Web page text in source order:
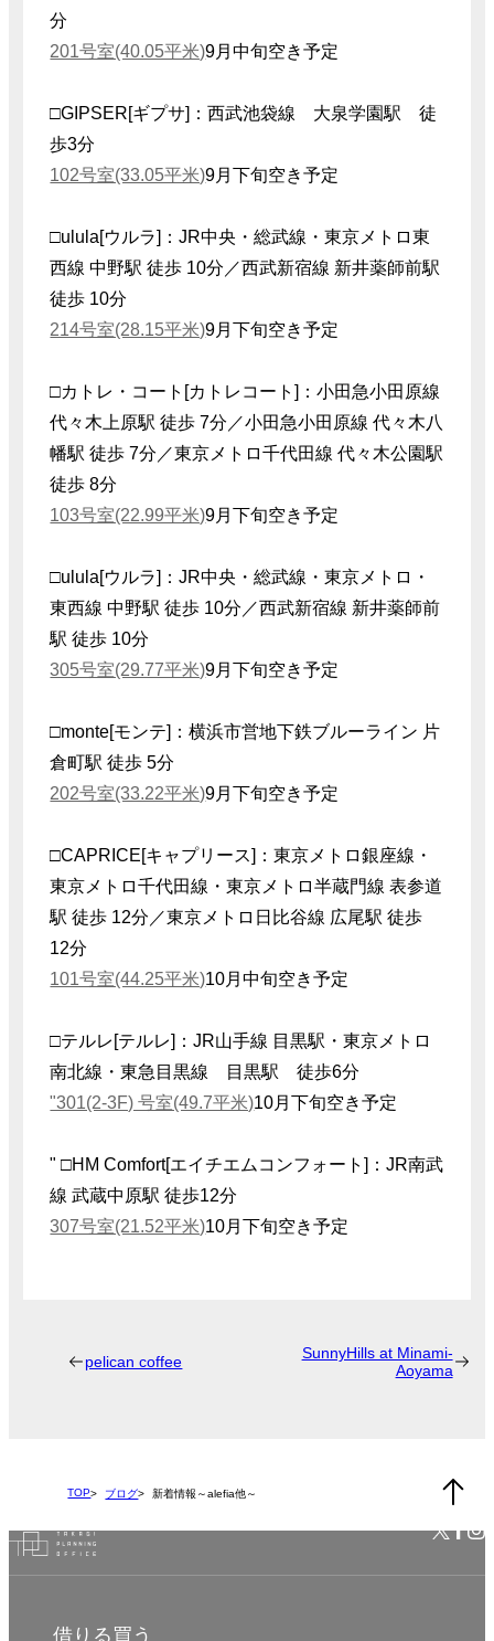
分
201号室(40.05平米)9月中旬空き予定
□GIPSER[ギプサ]：西武池袋線 大泉学園駅 徒
歩3分
102号室(33.05平米)9月下旬空き予定
□ulula[ウルラ]：JR中央・総武線・東京メトロ東
西線 中野駅 徒歩 10分／西武新宿線 新井薬師前駅
徒歩 10分
214号室(28.15平米)9月下旬空き予定
□カトレ・コート[カトレコート]：小田急小田原線
代々木上原駅 徒歩 7分／小田急小田原線 代々木八
幡駅 徒歩 7分／東京メトロ千代田線 代々木公園駅
徒歩 8分
103号室(22.99平米)9月下旬空き予定
□ulula[ウルラ]：JR中央・総武線・東京メトロ・
東西線 中野駅 徒歩 10分／西武新宿線 新井薬師前
駅 徒歩 10分
305号室(29.77平米)9月下旬空き予定
□monte[モンテ]：横浜市営地下鉄ブルーライン 片
倉町駅 徒歩 5分
202号室(33.22平米)9月下旬空き予定
□CAPRICE[キャプリース]：東京メトロ銀座線・
東京メトロ千代田線・東京メトロ半蔵門線 表参道
駅 徒歩 12分／東京メトロ日比谷線 広尾駅 徒歩
12分
101号室(44.25平米)10月中旬空き予定
□テルレ[テルレ]：JR山手線 目黒駅・東京 メトロ
南北線・東急目黒線 目黒駅 徒歩6分
"301(2-3F) 号室(49.7平米)10月下旬空き予定
" □HM Comfort[エイチエムコンフォート]：JR南武
線 武蔵中原駅 徒歩12分
307号室(21.52平米)10月下旬空き予定
pelican coffee
SunnyHills at Minami-
Aoyama
TOP ブログ 新着情報～alefia他～
借りる 買う